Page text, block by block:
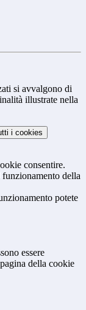
si avvalgono di
illustrate nella
i cookies
consentire.
della
potete
essere
della cookie